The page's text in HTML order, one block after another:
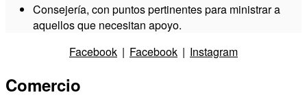
Consejería, con puntos pertinentes para ministrar a
aquellos que necesitan apoyo.
Facebook | Facebook | Instagram
Comercio